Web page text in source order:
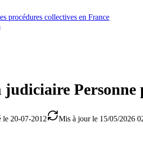
procédures collectives en France
judiciaire Personne
le 20-07-2012 Mis à jour le 15/05/2026